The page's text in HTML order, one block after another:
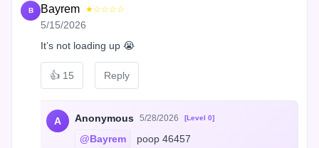
B Bayrem ★☆☆☆☆
5/15/2026
It’s not loading up 😭
👍 15 Reply
A Anonymous 5/28/2026 [Level 0]
@Bayrem poop 46457